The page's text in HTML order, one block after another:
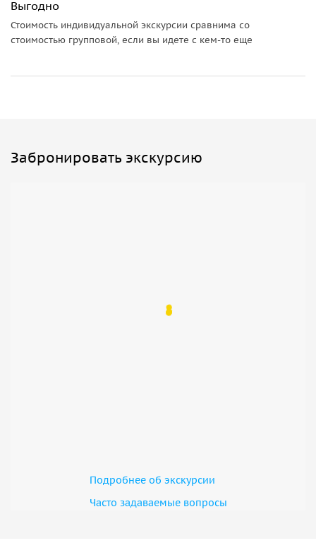
• Экскурсия осуществляется на транспорте заказчика, либо
арендованном транспорте (стоимость зависит от
• Не забудьте предусмотреть в транспорте одно
Выгодно
Стоимость индивидуальной экскурсии сравнима со
стоимостью групповой, если вы идете с кем-то еще
Забронировать экскурсию
Подробнее об экскурсии
Часто задаваемые вопросы